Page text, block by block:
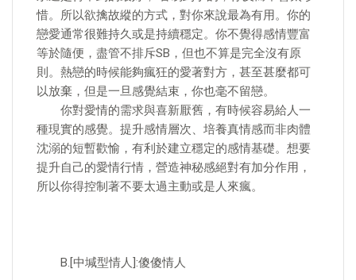
惜。所以欲擒故縱的方式，對你來說最為有用。你的
戀愛通常很難持久或是持續穩定。你不覺得感情豐富
等於隨便，盡管不排斥SB，但也不算是完全沒有原
則。熱戀的時候能夠瘋狂的愛著對方，甚至甚麼都可
以放棄，但是一旦感覺結束，你也毫不留戀。
你對愛情的需求與喜新厭舊，有時候容易給人一
種現實的感覺。提升感情層次、培養真情感而非肉體
沈溺的短暫歡愉，有利於建立穩定的感情基礎。想要
提升自己的愛情行情，營造神秘感絕對有加分作用，
所以你得控制著不要太過主動或是人來瘋。
B.[中堿型情人]:傻傻情人